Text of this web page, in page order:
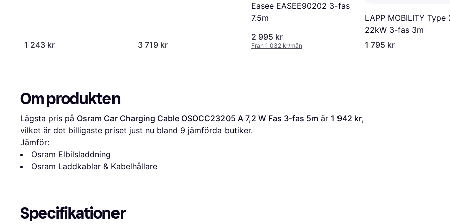
1 243 kr 3 719 kr
Easee EASEE90202 3-fas
7.5m
2 995 kr
Från 1 032 kr/mån
LAPP MOBILITY Type
22kW 3-fas 3m
1 795 kr
Om produkten
Lägsta pris på Osram Car Charging Cable OSOCC23205 A 7,2 W Fas 3-fas 5m är 1 942 kr,
vilket är det billigaste priset just nu bland 9 jämförda butiker.
Jämför:
Osram Elbilsladdning
Osram Laddkablar & Kabelhållare
Specifikationer